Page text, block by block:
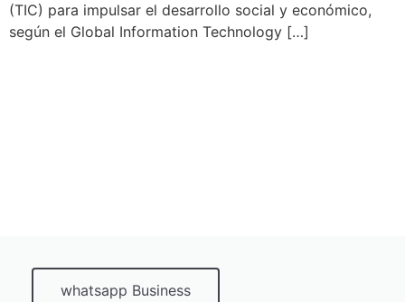
(TIC) para impulsar el desarrollo social y económico,
según el Global Information Technology […]
whatsapp Business